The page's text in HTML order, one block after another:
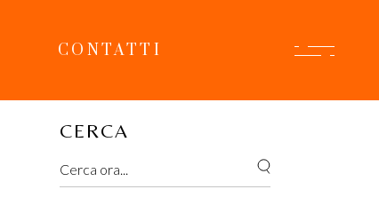
CONTATTI
CERCA